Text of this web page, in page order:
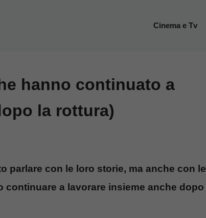
Cinema e Tv
hanno continuato a
la rottura)
parlare con le loro storie, ma anche con le
continuare a lavorare insieme anche dopo